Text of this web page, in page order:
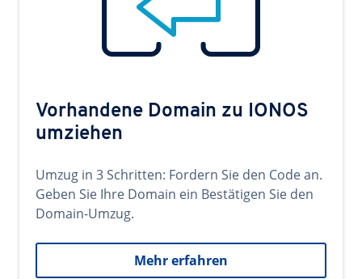
Vorhandene Domain zu IONOS
umziehen
Umzug in 3 Schritten: Fordern Sie den Code an.
Geben Sie Ihre Domain ein Bestätigen Sie den
Domain-Umzug.
Mehr erfahren